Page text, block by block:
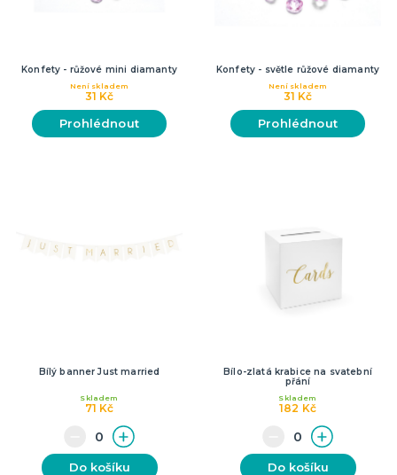
Konfety - růžové mini diamanty
31 Kč
Není skladem
Prohlédnout
Konfety - světle růžové diamanty
31 Kč
Není skladem
Prohlédnout
Bílý banner Just married
71 Kč
Skladem
Do košíku
Bílo-zlatá krabice na svatební
přání
182 Kč
Skladem
Do košíku